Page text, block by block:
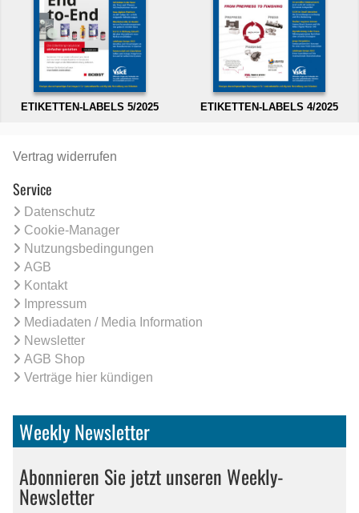
ETIKETTEN-LABELS 5/2025 ETIKETTEN-LABELS 4/2025
Vertrag widerrufen
Service
Datenschutz
Cookie-Manager
Nutzungsbedingungen
AGB
Kontakt
Impressum
Mediadaten / Media Information
Newsletter
AGB Shop
Verträge hier kündigen
Weekly Newsletter
Abonnieren Sie jetzt unseren Weekly-
Newsletter